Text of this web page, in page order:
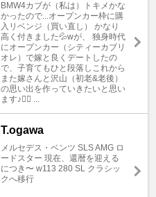
BMW4カブが（私は）トキメかな
かったので...オープンカー枠に購
入リベンジ（買い直し） かなり
高く付きました💦wが、 独身時代
にオープンカー（シティーカブリ
オレ）で嫁と良くデートしたの
で、子育てもひと段落しこれから
また嫁さんと沢山（初老&老後）
の思い出を作っていきたいと思い
ます♪🙇‍♂️ ...
T.ogawa
メルセデス・ベンツ SLS AMG ロ
ードスター 現在、還暦を迎える
につき〜 w113 280 SL クラシッ
クへ移行